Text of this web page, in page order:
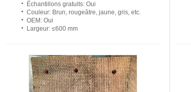
Échantillons gratuits: Oui
Couleur: Brun, rougeâtre, jaune, gris, etc.
OEM : Oui
Largeur: ≤600 mm